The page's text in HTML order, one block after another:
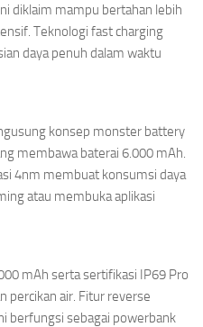
diklaim mampu bertahan lebih
Teknologi fast charging
daya penuh dalam waktu
konsep monster battery
membawa baterai 6.000 mAh.
4nm membuat konsumsi daya
atau membuka aplikasi
mAh serta sertifikasi IP69 Pro
percikan air. Fitur reverse
berfungsi sebagai powerbank